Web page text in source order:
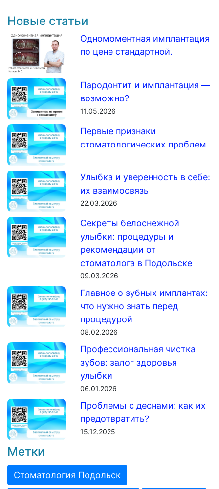
Новые статьи
Одномоментная имплантация
по цене стандартной.
Пародонтит и имплантация —
возможно?
11.05.2026
Первые признаки
стоматологических проблем
Улыбка и уверенность в себе:
их взаимосвязь
22.03.2026
Секреты белоснежной
улыбки: процедуры и
рекомендации от
стоматолога в Подольске
09.03.2026
Главное о зубных имплантах:
что нужно знать перед
процедурой
08.02.2026
Профессиональная чистка
зубов: залог здоровья
улыбки
06.01.2026
Проблемы с деснами: как их
предотвратить?
15.12.2025
Метки
Стоматология Подольск